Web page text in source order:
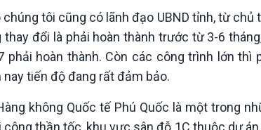
tôi cũng có lãnh đạo UBND tỉnh, từ chủ
đổi là phải hoàn thành trước từ 3-6
hoàn thành. Còn các công trình lớn thì
tiến độ đang rất đảm bảo.
không Quốc tế Phú Quốc là một trong
thần tốc, khu vực sân đỗ 1C thuộc dự